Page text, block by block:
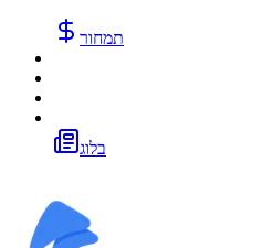
תמחור
בלוג